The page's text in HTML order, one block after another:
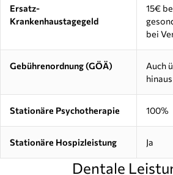
Ersatz-
Krankenhaustagegeld
15€
bei
Gebührenordnung (GÖÄ)
Auch
hinaus
Stationäre Psychotherapie 100%
Stationäre Hospizleistung Ja
Dentale